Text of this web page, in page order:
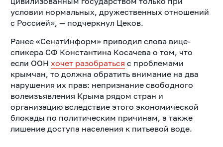
условии нормальных, дружественных отношений
с Россией», — подчеркнул Цеков.
Ранее «СенатИнформ» приводил слова вице-
спикера СФ Константина Косачева о том, что
если ООН хочет разобраться с проблемами
крымчан, то должна обратить внимание на два
нарушения их прав: непризнание свободного
волеизъявления Крыма рядом стран и
организацию вследствие этого экономической
блокады по политическим причинам, а также
лишение доступа населения к питьевой воде.